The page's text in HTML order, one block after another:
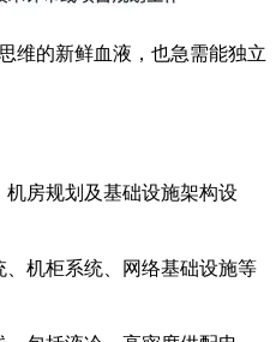
维的新鲜血液，也急需能独立
房规划及基础设施架构设
机柜系统、网络基础设施等